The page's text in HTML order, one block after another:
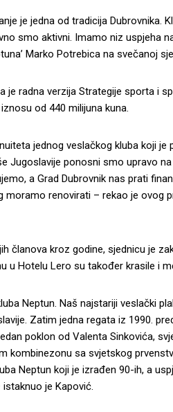
je jedna od tradicija Dubrovnika.
smo aktivni. Imamo niz uspjeha
Marko Potrebica na svečanoj
je radna verzija Strategije sporta i
od 440 milijuna kuna.
jednog veslačkog kluba koji
Jugoslavije ponosni smo upravo
a Grad Dubrovnik nas prati
moramo renovirati – rekao je ovog
članova kroz godine, sjednicu je
u Hotelu Lero su također krasile i
Neptun. Naš najstariji veslački
Zatim jedna regata iz 1990.
poklon od Valenta Sinkovića,
kombinezonu sa svjetskog
Neptun koji je izrađen 90-ih, a
je Kapović.